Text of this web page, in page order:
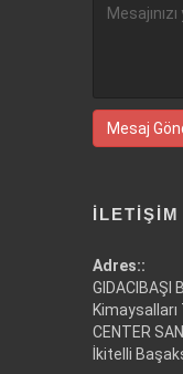
Mesaj
İLETIŞIM
Adres::
GIDACIBAŞI
CENTER
İkitelli